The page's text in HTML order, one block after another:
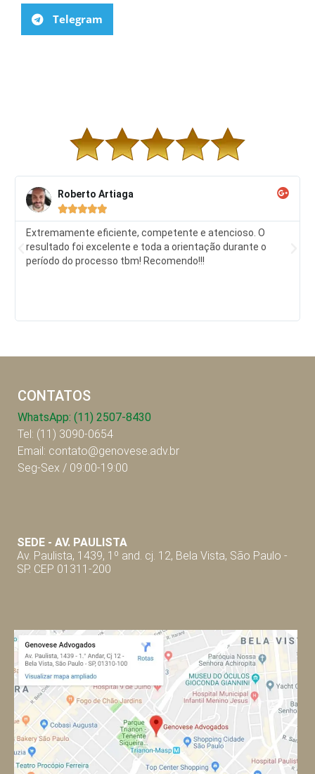
Telegram
Roberto Artiaga

Extremamente eficiente, competente e atencioso. O
resultado foi excelente e toda a orientação durante o
período do processo tbm! Recomendo!!!
CONTATOS
WhatsApp: (11) 2507-8430
Tel: (11) 3090-0654
Email: contato@genovese.adv.br
Seg-Sex / 09:00-19:00
SEDE - AV. PAULISTA
Av. Paulista, 1439, 1º and. cj. 12, Bela Vista, São Paulo -
SP. CEP 01311-200